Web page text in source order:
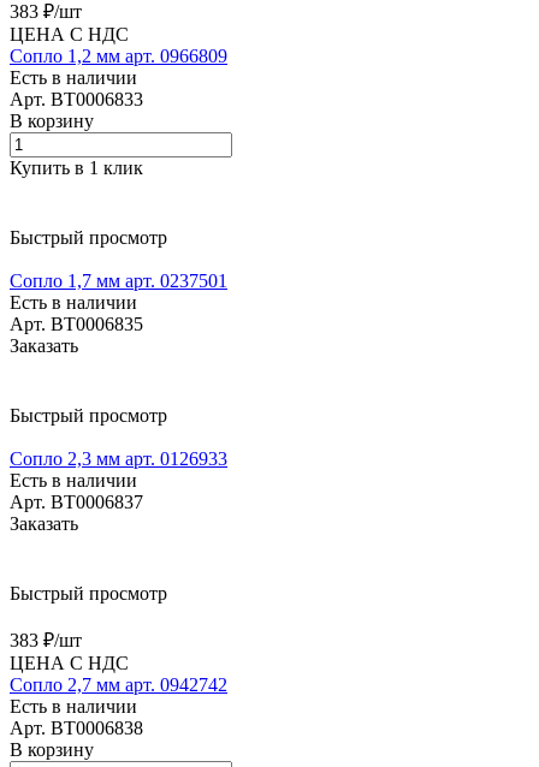
383 ₽/шт
ЦЕНА С НДС
Сопло 1,2 мм арт. 0966809
Есть в наличии
Арт. BT0006833
В корзину
Купить в 1 клик
Быстрый просмотр
Сопло 1,7 мм арт. 0237501
Есть в наличии
Арт. BT0006835
Заказать
Быстрый просмотр
Сопло 2,3 мм арт. 0126933
Есть в наличии
Арт. BT0006837
Заказать
Быстрый просмотр
383 ₽/шт
ЦЕНА С НДС
Сопло 2,7 мм арт. 0942742
Есть в наличии
Арт. BT0006838
В корзину